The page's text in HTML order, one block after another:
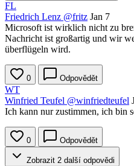
FL
Friedrich Lenz @fritz Jan 7
Microsoft ist wirklich nicht zu
Nachricht ist großartig und wir
überflügeln wird.
0 Odpovědět
WT
Winfried Teufel @winfriedteufel
Ich kann nur zustimmen, ich bin
0 Odpovědět
Zobrazit 2 další odpovědi